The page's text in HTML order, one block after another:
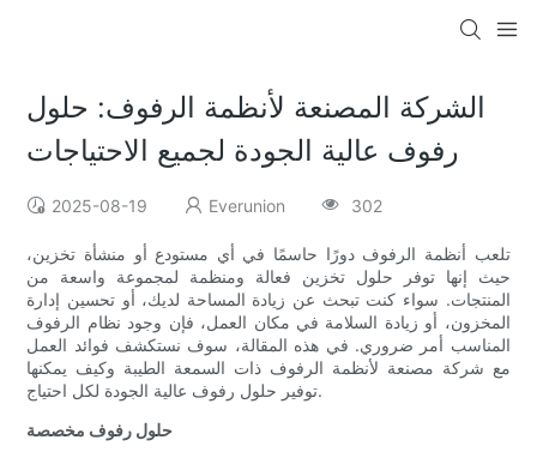
الشركة المصنعة لأنظمة الرفوف: حلول
رفوف عالية الجودة لجميع الاحتياجات
2025-08-19 Everunion 302
تلعب أنظمة الرفوف دورًا حاسمًا في أي مستودع أو منشأة تخزين،
حيث إنها توفر حلول تخزين فعالة ومنظمة لمجموعة واسعة من
المنتجات. سواء كنت تبحث عن زيادة المساحة لديك، أو تحسين إدارة
المخزون، أو زيادة السلامة في مكان العمل، فإن وجود نظام الرفوف
المناسب أمر ضروري. في هذه المقالة، سوف نستكشف فوائد العمل
مع شركة مصنعة لأنظمة الرفوف ذات السمعة الطيبة وكيف يمكنها
توفير حلول رفوف عالية الجودة لكل احتياج.
حلول رفوف مخصصة